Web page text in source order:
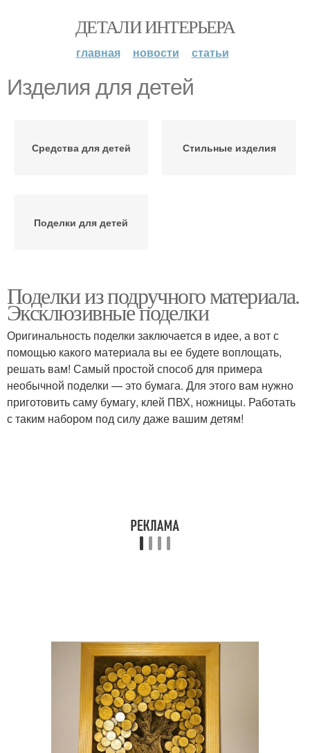
ДЕТАЛИ ИНТЕРЬЕРА
главная новости статьи
Изделия для детей
Средства для детей Стильные изделия
Поделки для детей
Поделки из подручного материала.
Эксклюзивные поделки
Оригинальность поделки заключается в идее, а вот с
помощью какого материала вы ее будете воплощать,
решать вам! Самый простой способ для примера
необычной поделки — это бумага. Для этого вам нужно
приготовить саму бумагу, клей ПВХ, ножницы. Работать
с таким набором под силу даже вашим детям!